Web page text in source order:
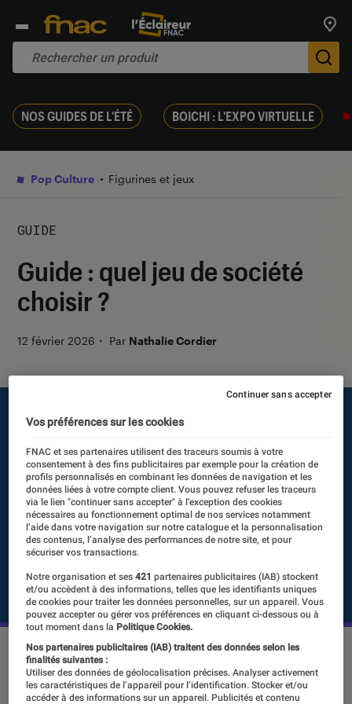
NOS GUIDES DE L'ÉTÉ BOICHI : L'EXPO VIRTUELLE
Pop Culture Figurines et jeux
GUIDE
Guide : quel jeu de société
choisir ?
12 février 2026 ・ Par Nathalie Cordier
Perçu autrefois comme une activité
Vos préférences sur les cookies
FNAC et ses partenaires utilisent des traceurs soumis à votre
consentement à des fins publicitaires par exemple pour la création de
profils personnalisés en combinant les données de navigation et les
données liées à votre compte client. Vous pouvez refuser les traceurs
via le lien "continuer sans accepter" à l’exception des cookies
nécessaires au fonctionnement optimal de nos services notamment
l’aide dans votre navigation sur notre catalogue et la personnalisation
des contenus, l’analyse des performances de notre site, et pour
sécuriser vos transactions.
Notre organisation et ses421 partenaires publicitaires (IAB) stockent
et/ou accèdent à des informations, telles que les identifiants uniques
de cookies pour traiter les données personnelles, sur un appareil. Vous
pouvez accepter ou gérer vos préférences en cliquant ci-dessous ou à
tout moment dans la Politique Cookies.
Nos partenaires publicitaires (IAB) traitent des données selon les
finalités suivantes :
Utiliser des données de géolocalisation précises. Analyser activement
les caractéristiques de l’appareil pour l’identification. Stocker et/ou
accéder à des informations sur un appareil. Publicités et contenu
Continuer sans accepter